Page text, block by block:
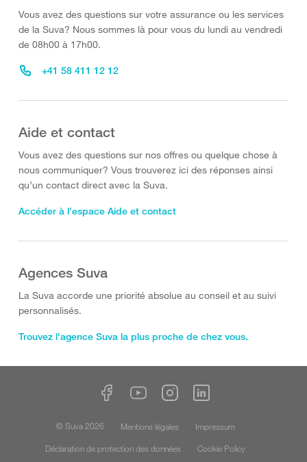
Vous avez des questions sur votre assurance ou les services
de la Suva? Nous sommes là pour vous du lundi au vendredi
de 08h00 à 17h00.
+41 58 411 12 12
Aide et contact
Vous avez des questions sur nos offres ou quelque chose à
nous communiquer? Vous trouverez ici des réponses ainsi
qu’un contact direct avec la Suva.
Accéder à l’espace Aide et contact
Agences Suva
La Suva accorde une priorité absolue au conseil et au suivi
personnalisés.
Trouvez l'agence Suva la plus proche de chez vous.
© Suva 2026 Mentions légales
Impressum
Déclaration de protection des données
Cookie Policy